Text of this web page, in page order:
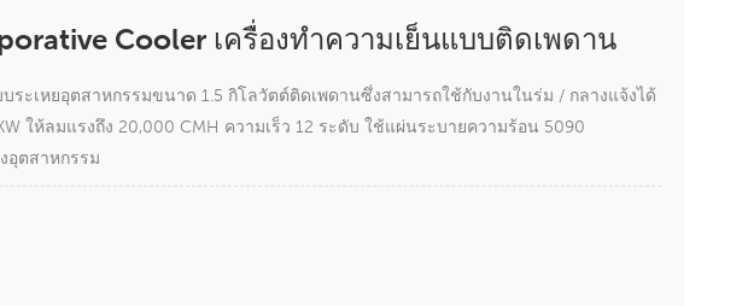
Cooler เครื่องทำความเย็นแบบติดเพดาน
บระเหยอุตสาหกรรมขนาด 1.5 กิโลวัตต์ติดเพดานซึ่งสามารถใช้กับงานในร่ม / กลางแจ้งได้
ให้ลมแรงถึง 20,000 CMH ความเร็ว 12 ระดับ ใช้แผ่นระบายความร้อน 5090
อุตสาหกรรม